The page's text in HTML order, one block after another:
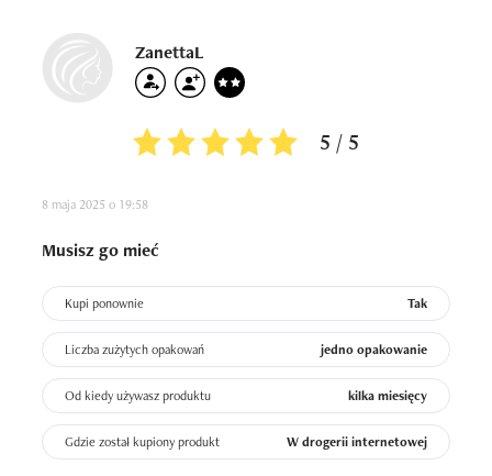
ZanettaL
5 / 5
8 maja 2025 o 19:58
Musisz go mieć
Kupi ponownie Tak
Liczba zużytych opakowań jedno opakowanie
Od kiedy używasz produktu kilka miesięcy
Gdzie został kupiony produkt W drogerii internetowej